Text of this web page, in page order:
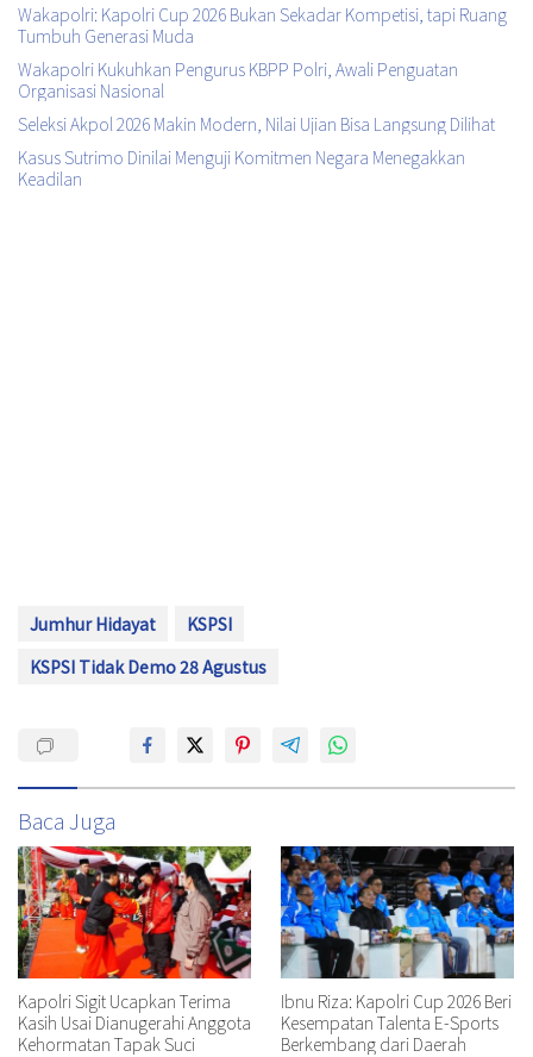
Wakapolri: Kapolri Cup 2026 Bukan Sekadar Kompetisi, tapi Ruang
Tumbuh Generasi Muda
Wakapolri Kukuhkan Pengurus KBPP Polri, Awali Penguatan
Organisasi Nasional
Seleksi Akpol 2026 Makin Modern, Nilai Ujian Bisa Langsung Dilihat
Kasus Sutrimo Dinilai Menguji Komitmen Negara Menegakkan
Keadilan
Jumhur Hidayat
KSPSI
KSPSI Tidak Demo 28 Agustus
Baca Juga
Kapolri Sigit Ucapkan Terima
Kasih Usai Dianugerahi Anggota
Kehormatan Tapak Suci
Ibnu Riza: Kapolri Cup 2026 Beri
Kesempatan Talenta E-Sports
Berkembang dari Daerah